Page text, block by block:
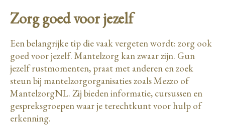
Zorg goed voor jezelf
Een belangrijke tip die vaak vergeten wordt: zorg ook
goed voor jezelf. Mantelzorg kan zwaar zijn. Gun
jezelf rustmomenten, praat met anderen en zoek
steun bij mantelzorgorganisaties zoals Mezzo of
MantelzorgNL. Zij bieden informatie, cursussen en
gespreksgroepen waar je terechtkunt voor hulp of
erkenning.